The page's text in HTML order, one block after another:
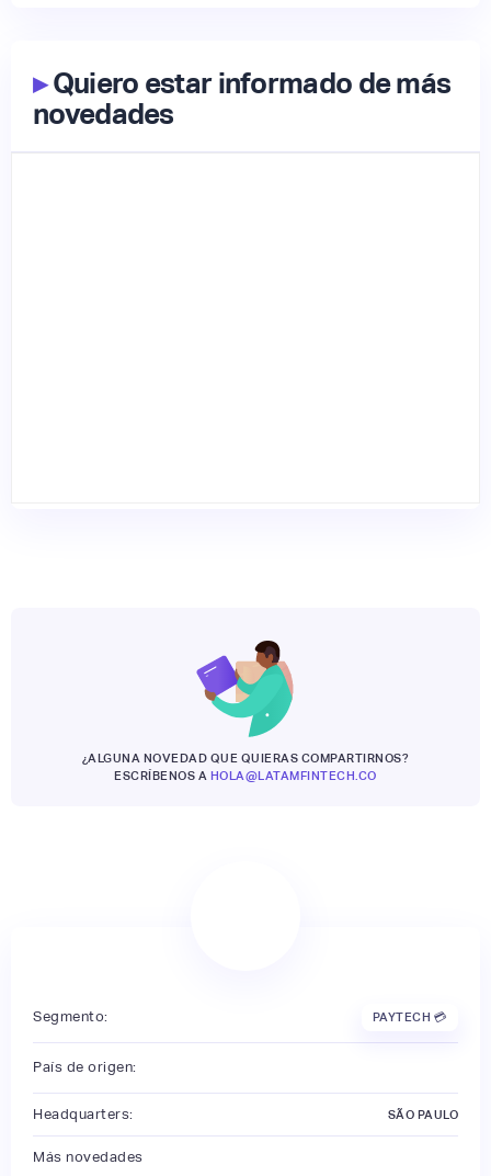
▸Quiero estar informado de más
novedades
¿ALGUNA NOVEDAD QUE QUIERAS COMPARTIRNOS?
ESCRÍBENOS A HOLA@LATAMFINTECH.CO
Segmento: PAYTECH 💳
País de origen:
Headquarters: SÃO PAULO
Más novedades